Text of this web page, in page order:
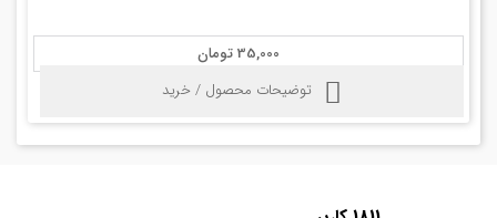
35,000 تومان
توضیحات محصول / خرید